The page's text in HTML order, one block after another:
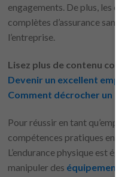
engagements. De plus, les
complètes d’assurance
l’entreprise.
Lisez plus de contenu
Devenir un excellent
Comment décrocher un
Pour réussir en tant
compétences pratiques en
L’endurance physique est
manipuler des équipements